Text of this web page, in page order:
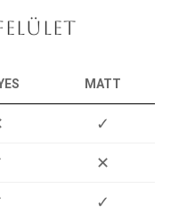
MATT
✓
✕
✓